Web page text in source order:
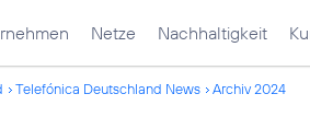
Netze Nachhaltigkeit
Telefónica Deutschland News Archiv 2024